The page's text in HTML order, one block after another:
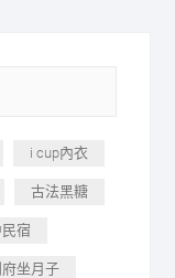
i cup內衣
古法黑糖
宿
坐月子